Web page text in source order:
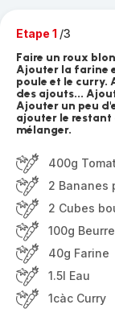
Etape 1 /3
Faire un roux
Ajouter la farine
poule et le curry.
des ajouts...
Ajouter un peu
ajouter le restant
mélanger.
400g
2 Bananes
2 Cubes
100g Beurre
40g Farine
1.5l Eau
1càc Curry